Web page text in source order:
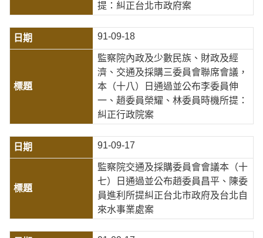
提：糾正台北市政府案
91-09-18
監察院內政及少數民族、財政及經
濟、交通及採購三委員會聯席會議，
本（十八）日通過並公布李委員伸
一、趙委員榮耀、林委員時機所提：
糾正行政院案
91-09-17
監察院交通及採購委員會會議本（十
七）日通過並公布趙委員昌平、陳委
員進利所提糾正台北市政府及台北自
來水事業處案